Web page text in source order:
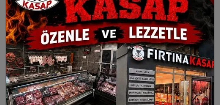
Çine’de İlköğretim Haftası
Kutlandı
ÇİNE BELEDİYESİ AĞUSTOS
AYI MECLİS TOPLANTISI